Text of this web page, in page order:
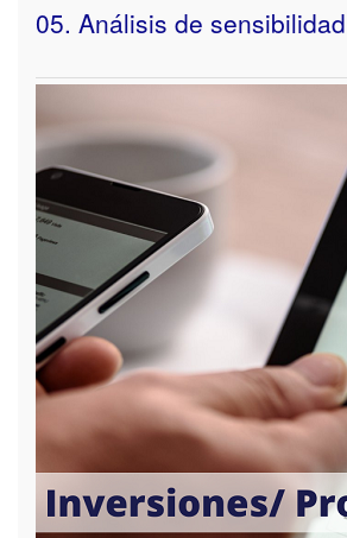
05. Análisis de sensibilidad